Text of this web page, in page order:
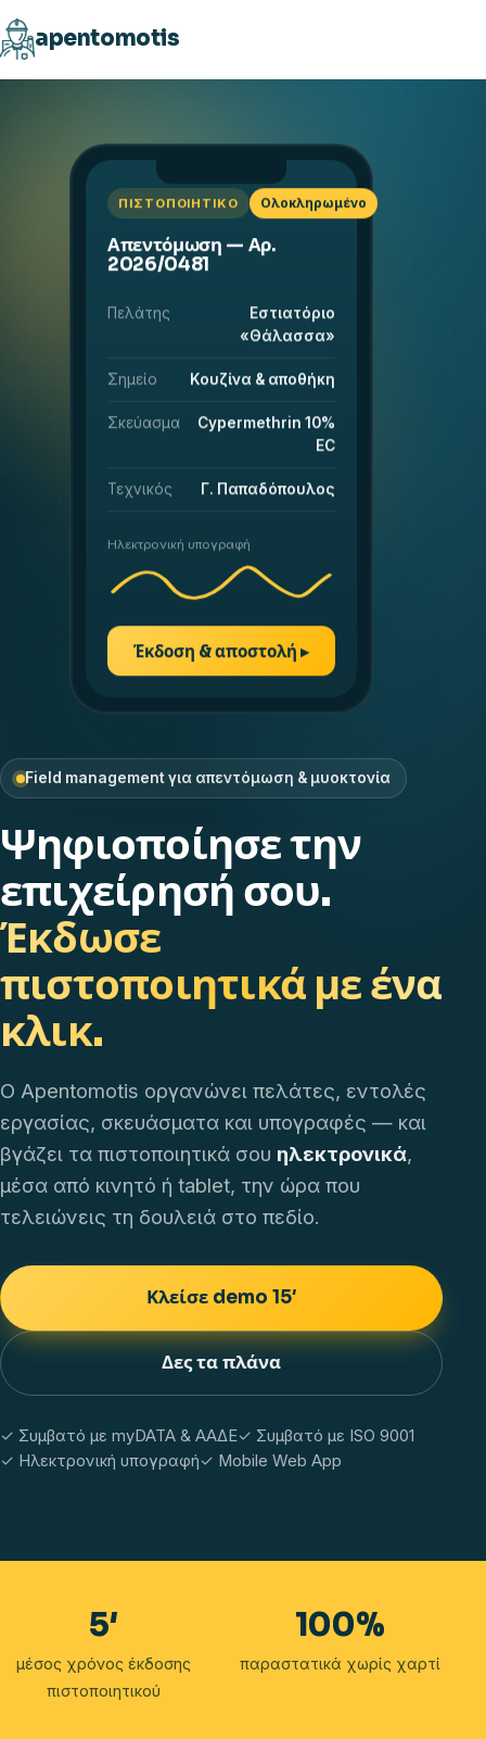
apentomotis
Field management για απεντόμωση & μυοκτονία
Ψηφιοποίησε την
επιχείρησή σου.
Έκδωσε
πιστοποιητικά με ένα
κλικ.
Ο Apentomotis οργανώνει πελάτες, εντολές
εργασίας, σκευάσματα και υπογραφές — και
βγάζει τα πιστοποιητικά σου ηλεκτρονικά,
μέσα από κινητό ή tablet, την ώρα που
τελειώνεις τη δουλειά στο πεδίο.
Κλείσε demo 15′
Δες τα πλάνα
✓ Συμβατό με myDATA & ΑΑΔΕ✓ Συμβατό με ISO 9001
✓ Ηλεκτρονική υπογραφή✓ Mobile Web App
Ολοκληρωμένο
Απεντόμωση — Αρ.
2026/0481
Πελάτης
Εστιατόριο
«Θάλασσα»
Σημείο Κουζίνα & αποθήκη
Σκεύασμα
Cypermethrin 10%
EC
Τεχνικός Γ. Παπαδόπουλος
Έκδοση & αποστολή ▸
5′
μέσος χρόνος έκδοσης
πιστοποιητικού
100%
παραστατικά χωρίς χαρτί